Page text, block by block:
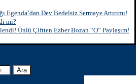
Egenda’dan Dev Bedelsiz Sermaye Artırımı!
mi?
Ünlü Çiftten Ezber Bozan “O” Paylaşım!
Ara